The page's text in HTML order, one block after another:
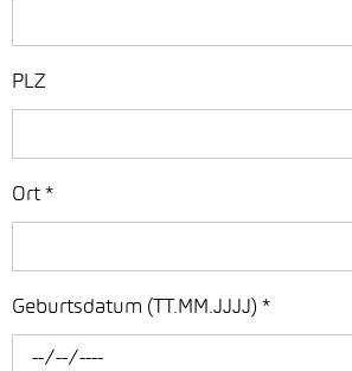
PLZ
Ort *
Geburtsdatum (TT.MM.JJJJ) *